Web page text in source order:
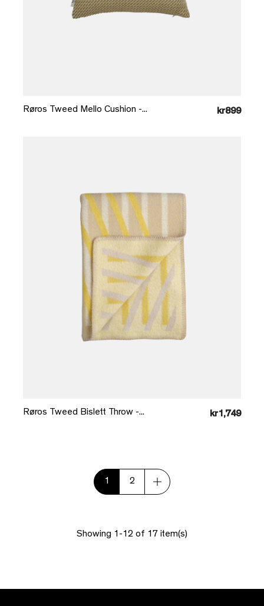
Røros Tweed Mello Cushion -... kr899
Røros Tweed Bislett Throw -... kr1,749
1 2
Showing 1-12 of 17 item(s)